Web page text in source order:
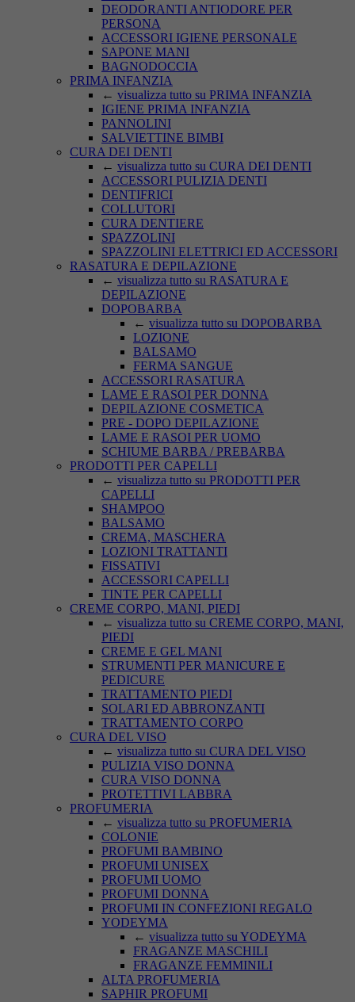
DEODORANTI ANTIODORE PER
PERSONA
ACCESSORI IGIENE PERSONALE
SAPONE MANI
BAGNODOCCIA
PRIMA INFANZIA
← visualizza tutto su PRIMA INFANZIA
IGIENE PRIMA INFANZIA
PANNOLINI
SALVIETTINE BIMBI
CURA DEI DENTI
← visualizza tutto su CURA DEI DENTI
ACCESSORI PULIZIA DENTI
DENTIFRICI
COLLUTORI
CURA DENTIERE
SPAZZOLINI
SPAZZOLINI ELETTRICI ED ACCESSORI
RASATURA E DEPILAZIONE
← visualizza tutto su RASATURA E
DEPILAZIONE
DOPOBARBA
← visualizza tutto su DOPOBARBA
LOZIONE
BALSAMO
FERMA SANGUE
ACCESSORI RASATURA
LAME E RASOI PER DONNA
DEPILAZIONE COSMETICA
PRE - DOPO DEPILAZIONE
LAME E RASOI PER UOMO
SCHIUME BARBA / PREBARBA
PRODOTTI PER CAPELLI
← visualizza tutto su PRODOTTI PER
CAPELLI
SHAMPOO
BALSAMO
CREMA, MASCHERA
LOZIONI TRATTANTI
FISSATIVI
ACCESSORI CAPELLI
TINTE PER CAPELLI
CREME CORPO, MANI, PIEDI
← visualizza tutto su CREME CORPO, MANI,
PIEDI
CREME E GEL MANI
STRUMENTI PER MANICURE E
PEDICURE
TRATTAMENTO PIEDI
SOLARI ED ABBRONZANTI
TRATTAMENTO CORPO
CURA DEL VISO
← visualizza tutto su CURA DEL VISO
PULIZIA VISO DONNA
CURA VISO DONNA
PROTETTIVI LABBRA
PROFUMERIA
← visualizza tutto su PROFUMERIA
COLONIE
PROFUMI BAMBINO
PROFUMI UNISEX
PROFUMI UOMO
PROFUMI DONNA
PROFUMI IN CONFEZIONI REGALO
YODEYMA
← visualizza tutto su YODEYMA
FRAGANZE MASCHILI
FRAGANZE FEMMINILI
ALTA PROFUMERIA
SAPHIR PROFUMI